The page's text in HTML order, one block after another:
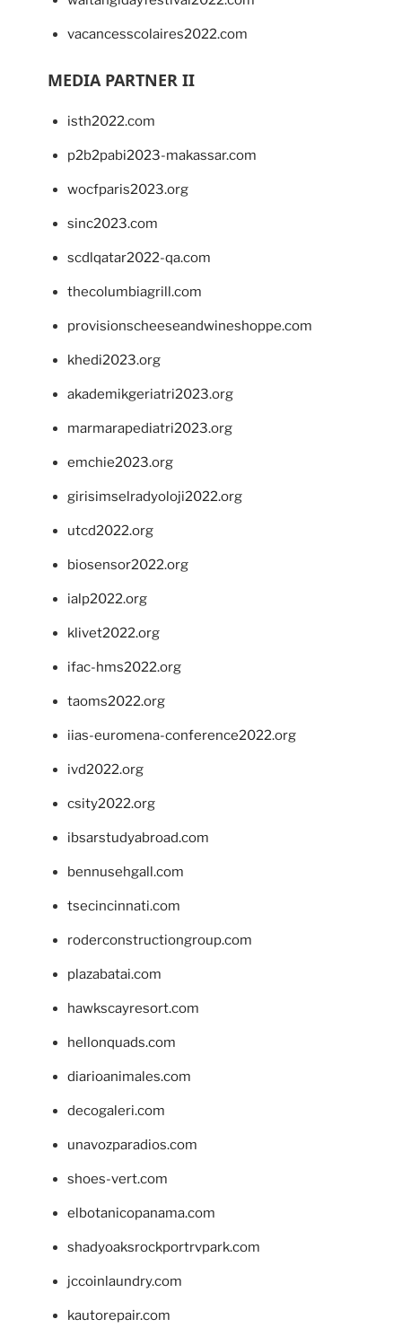
vacancesscolaires2022.com
MEDIA PARTNER II
isth2022.com
p2b2pabi2023-makassar.com
wocfparis2023.org
sinc2023.com
scdlqatar2022-qa.com
thecolumbiagrill.com
provisionscheeseandwineshoppe.com
khedi2023.org
akademikgeriatri2023.org
marmarapediatri2023.org
emchie2023.org
girisimselradyoloji2022.org
utcd2022.org
biosensor2022.org
ialp2022.org
klivet2022.org
ifac-hms2022.org
taoms2022.org
iias-euromena-conference2022.org
ivd2022.org
csity2022.org
ibsarstudyabroad.com
bennusehgall.com
tsecincinnati.com
roderconstructiongroup.com
plazabatai.com
hawkscayresort.com
hellonquads.com
diarioanimales.com
decogaleri.com
unavozparadios.com
shoes-vert.com
elbotanicopanama.com
shadyoaksrockportrvpark.com
jccoinlaundry.com
kautorepair.com